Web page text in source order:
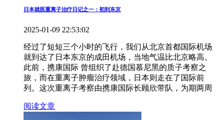
日本就医重离子治疗日记之一：初到东京
2025-01-09 22:53:02
经过了短短三个小时的飞行，我们从北京首都国际机场
就到达了日本东京的成田机场，当地气温比北京略高。
此前，携康国际 曾组织了赴德国慕尼黑的质子考察之
旅，而在重离子肿瘤治疗领域，日本则走在了国际前
列。这次重离子考察由携康国际长顾欣带队，为期两周
阅读文章